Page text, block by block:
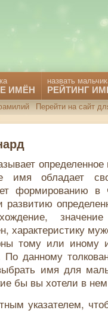
ИМЁН
назвать
РЕЙТИНГ
Перейти на сайт
имя обладает
формированию в
развитию
характеристику
тому или иному
данному
имя для
бы вы хотели в
указателем,